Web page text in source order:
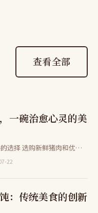
查看全部
一碗治愈心灵的美
选择 选购新鲜猪肉和优质
键。我们选用的是后腿肉，
葱姜末一同…
22
：传统美食的创新